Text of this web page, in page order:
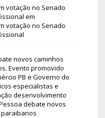
votação no Senado
em
votação no Senado
novos caminhos
Evento promovido
PB e Governo do
especialistas e
desenvolvimento
debate novos